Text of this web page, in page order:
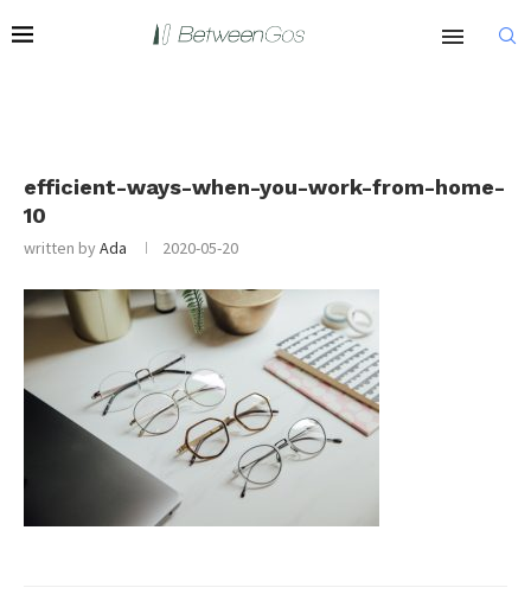
efficient-ways-when-you-work-from-home-
10
written byAda 2020-05-20